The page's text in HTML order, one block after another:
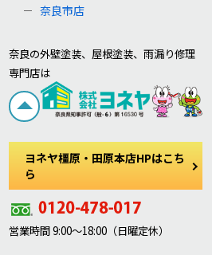
奈良市店
奈良の外壁塗装、屋根塗装、雨漏り修理
専門店は
ヨネヤ橿原・田原本店HPはこち
ら
営業時間 9:00～18:00（日曜定休）